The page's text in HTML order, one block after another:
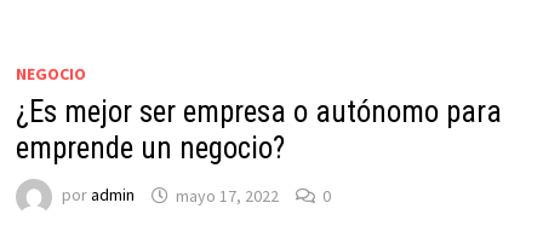
NEGOCIO
¿Es mejor ser empresa o autónomo para
emprende un negocio?
poradmin mayo 17, 2022 0